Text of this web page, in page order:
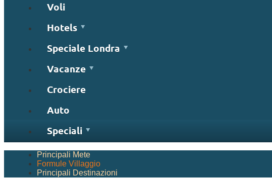
Voli
Hotels
Speciale Londra
Vacanze
Crociere
Auto
Speciali
Principali Mete
Formule Villaggio
Principali Destinazioni